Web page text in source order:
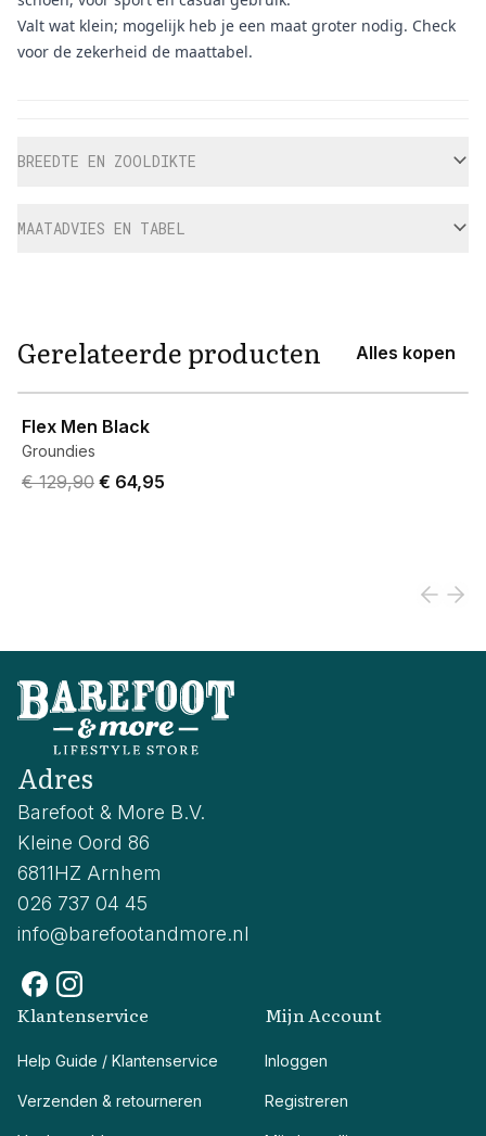
Valt wat klein; mogelijk heb je een maat groter nodig. Check
voor de zekerheid de maattabel.
BREEDTE EN ZOOLDIKTE
MAATADVIES EN TABEL
Gerelateerde producten Alles kopen
Flex Men Black
Groundies
Original price was € 129,90.
€ 129,90 Current price is € 64,95.
€ 64,95
Adres
Barefoot & More B.V.
Kleine Oord 86
6811HZ Arnhem
026 737 04 45
info@barefootandmore.nl
Klantenservice
Help Guide / Klantenservice
Verzenden & retourneren
Mijn Account
Inloggen
Registreren